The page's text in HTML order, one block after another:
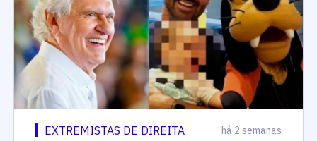
EXTREMISTAS DE DIREITA há 2 semanas